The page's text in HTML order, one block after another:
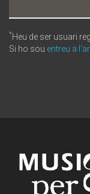
*Heu de ser usuari
Si ho sou entreu a